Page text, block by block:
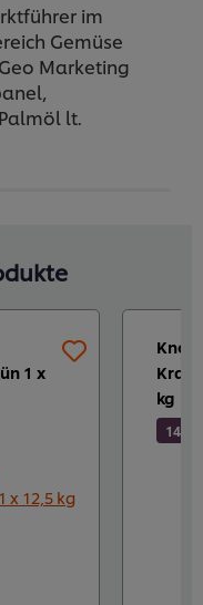
im
Gemüse
Marketing
lt.
1 x
kg
14